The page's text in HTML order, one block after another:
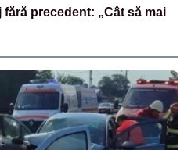
precedent: „Cât să mai